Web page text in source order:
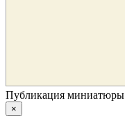
Публикация миниатюры
×